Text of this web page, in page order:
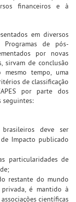
financeiros e à
em diversos
Programas de pós-
por novas
sirvam de conclusão
tempo, uma
de classificação
por parte dos
seguintes:
deve ser
Impacto publicado
particularidades de
restante do mundo
é mantido à
científicas